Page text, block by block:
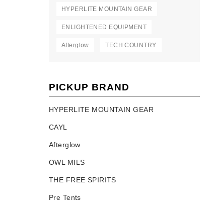
HYPERLITE MOUNTAIN GEAR
ENLIGHTENED EQUIPMENT
Afterglow TECH COUNTRY
PICKUP BRAND
HYPERLITE MOUNTAIN GEAR
CAYL
Afterglow
OWL MILS
THE FREE SPIRITS
Pre Tents